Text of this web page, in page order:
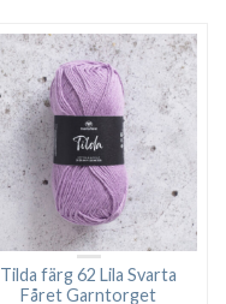
Tilda färg 62 Lila Svarta
Fåret Garntorget